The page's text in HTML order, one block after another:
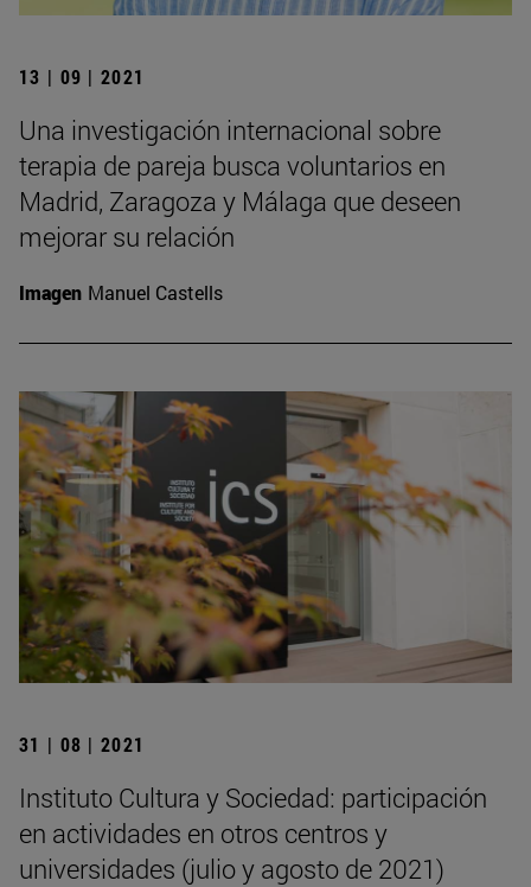
13 | 09 | 2021
Una investigación internacional sobre
terapia de pareja busca voluntarios en
Madrid, Zaragoza y Málaga que deseen
mejorar su relación
Imagen Manuel Castells
31 | 08 | 2021
Instituto Cultura y Sociedad: participación
en actividades en otros centros y
universidades (julio y agosto de 2021)